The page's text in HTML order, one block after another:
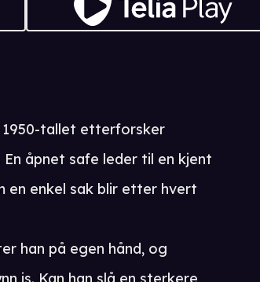
tallet etterforsker
åpnet safe leder til en kjent
en enkel sak blir etter hvert
han på egen hånd, og